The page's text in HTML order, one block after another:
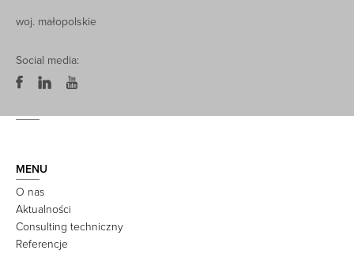
woj. małopolskie
Social media:
MENU
O nas
Aktualności
Consulting techniczny
Referencje